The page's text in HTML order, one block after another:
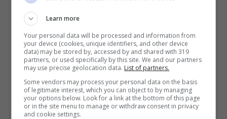
Learn more
Your personal data will be processed and information from
your device (cookies, unique identifiers, and other device
data) may be stored by, accessed by and shared with 319
partners, or used specifically by this site. We and our partners
may use precise geolocation data. List of partners.
Some vendors may process your personal data on the basis
of legitimate interest, which you can object to by managing
your options below. Look for a link at the bottom of this page
or in the site menu to manage or withdraw consent in privacy
and cookie settings.